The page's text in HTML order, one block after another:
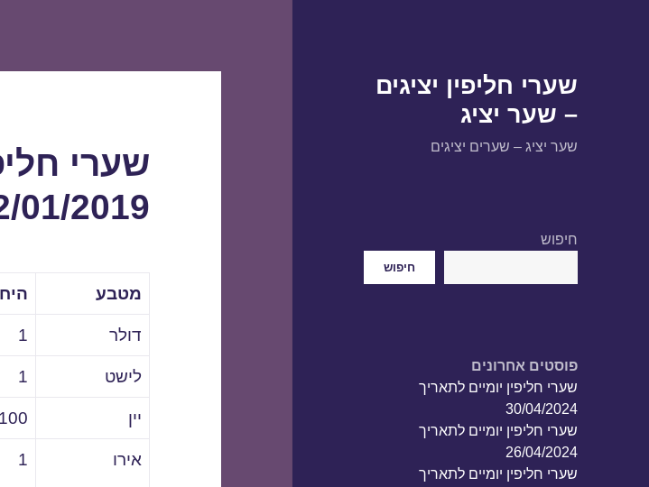
שערי חליפין יציגים
– שער יציג
שער יציג – שערים יציגים
חיפוש
חיפוש
פוסטים אחרונים
שערי חליפין יומיים לתאריך
30/04/2024
שערי חליפין יומיים לתאריך
26/04/2024
שערי חליפין יומיים לתאריך
שערי
01/2019
מטבע
דולר 1
לישט 1
יין 100
אירו 1